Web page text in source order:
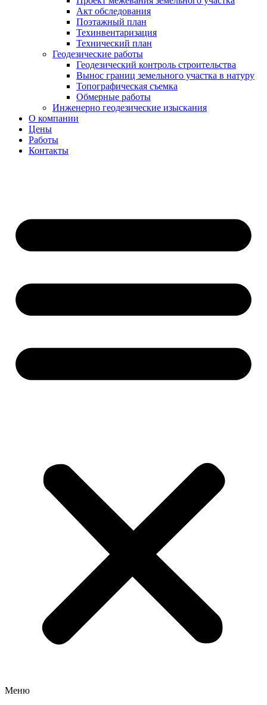
Акт обследования
Поэтажный план
Техинвентаризация
Технический план
Геодезические работы​
Геодезический контроль строительства
Вынос границ земельного участка в натуру
Топографическая съемка
Обмерные работы
Инженерно геодезические изыскания
О компании
Цены
Работы
Контакты
Меню